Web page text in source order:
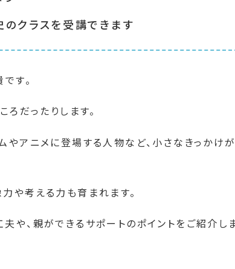
クラスを受講できます
す。
だったりします。
やアニメに登場する人物など、小さなきっかけ
や考える力も育まれます。
や、親ができるサポートのポイントをご紹介し